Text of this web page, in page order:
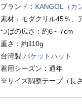
ブランド： KANGOL（カ
素材：モダクリル45％、
つばの広さ：約6～7cm
重さ：約110g
台湾製 バケットハット
着用シーズン：通年
※サイズ調整テープ（長